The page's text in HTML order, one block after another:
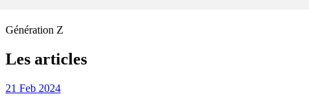
Génération Z
Les articles
21 Feb 2024